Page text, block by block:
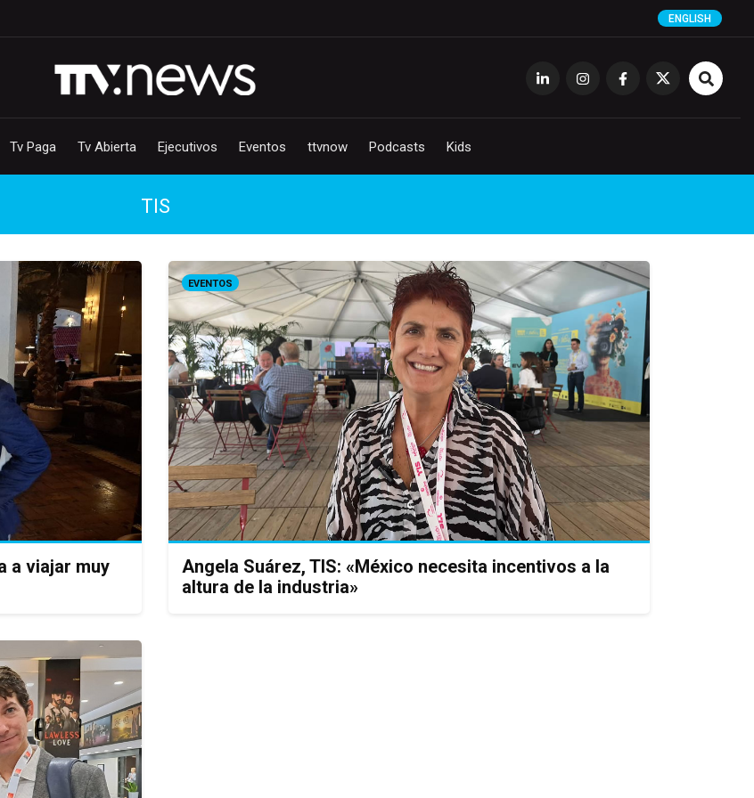
ENGLISH
Tv Paga Tv Abierta Ejecutivos Eventos ttvnow Podcasts Kids
TIS
a viajar muy
EVENTOS
Angela Suárez, TIS: «México necesita incentivos a la
altura de la industria»